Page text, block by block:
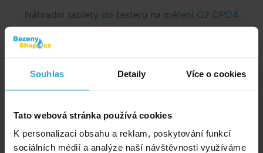
Souhlas Detaily Více o cookies
Tato webová stránka používá cookies
K personalizaci obsahu a reklam, poskytování funkcí
sociálních médií a analýze naší návštěvnosti využíváme
Náhradní tablety do testeru na měření O2 DPD4